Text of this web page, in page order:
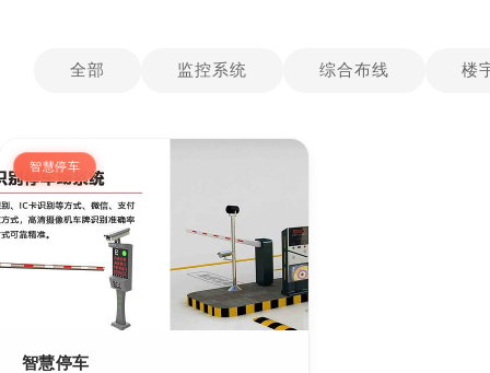
全部 监控系统 综合布线 楼
智慧停车
智慧停车